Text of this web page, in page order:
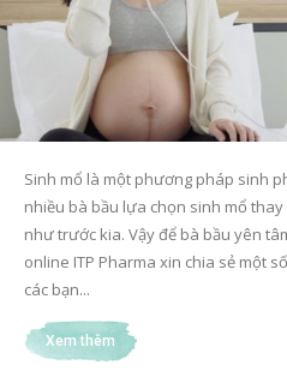
Sinh mổ là một phương pháp sinh
nhiều bà bầu lựa chọn sinh mổ
như trước kia. Vậy để bà bầu yên
online ITP Pharma xin chia sẻ một
các bạn...
Xem thêm